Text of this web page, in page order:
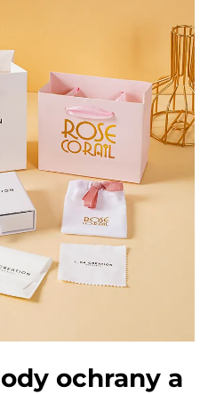
ochrany a